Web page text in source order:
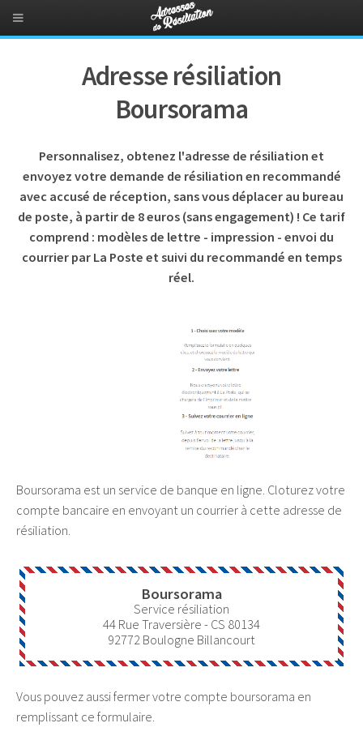
Adresse résiliation
Boursorama
Personnalisez, obtenez l'adresse de résiliation et
envoyez votre demande de résiliation en recommandé
avec accusé de réception, sans vous déplacer au bureau
de poste, à partir de 8 euros (sans engagement) ! Ce tarif
comprend : modèles de lettre - impression - envoi du
courrier par La Poste et suivi du recommandé en temps
réel.
Boursorama est un service de banque en ligne. Cloturez votre
compte bancaire en envoyant un courrier à cette adresse de
résiliation.
Boursorama
Service résiliation
44 Rue Traversière - CS 80134
92772 Boulogne Billancourt
Vous pouvez aussi fermer votre compte boursorama en
remplissant ce formulaire.